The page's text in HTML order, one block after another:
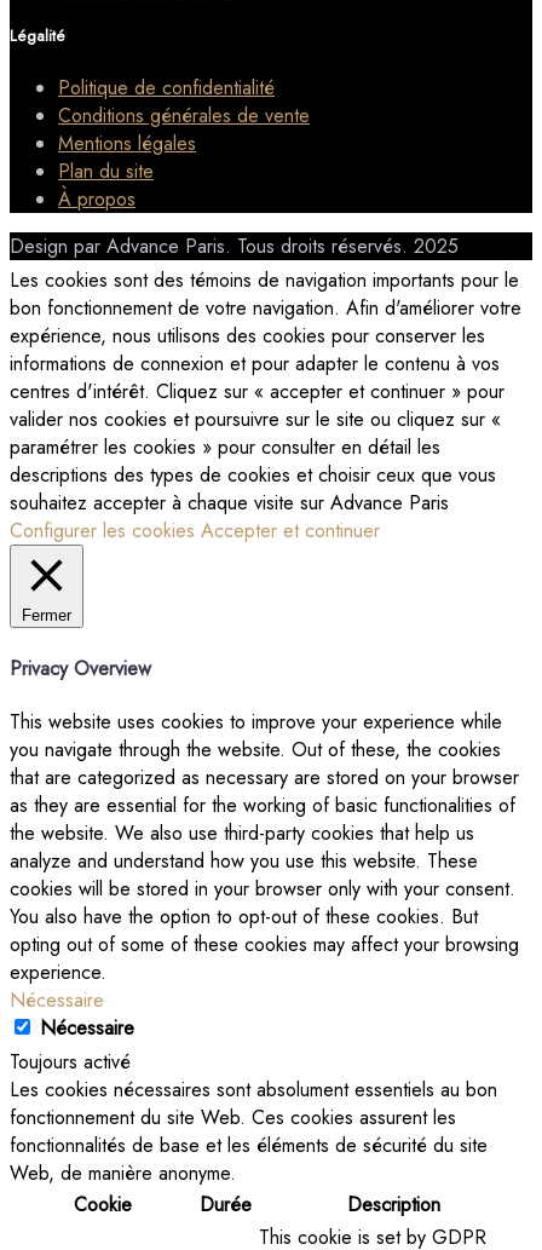
Légalité
Politique de confidentialité
Conditions générales de vente
Mentions légales
Plan du site
À propos
Design par Advance Paris. Tous droits réservés. 2025
Les cookies sont des témoins de navigation importants pour le
bon fonctionnement de votre navigation. Afin d'améliorer votre
expérience, nous utilisons des cookies pour conserver les
informations de connexion et pour adapter le contenu à vos
centres d'intérêt. Cliquez sur « accepter et continuer » pour
valider nos cookies et poursuivre sur le site ou cliquez sur «
paramétrer les cookies » pour consulter en détail les
descriptions des types de cookies et choisir ceux que vous
souhaitez accepter à chaque visite sur Advance Paris
Configurer les cookies Accepter et continuer
Fermer
Privacy Overview
This website uses cookies to improve your experience while
you navigate through the website. Out of these, the cookies
that are categorized as necessary are stored on your browser
as they are essential for the working of basic functionalities of
the website. We also use third-party cookies that help us
analyze and understand how you use this website. These
cookies will be stored in your browser only with your consent.
You also have the option to opt-out of these cookies. But
opting out of some of these cookies may affect your browsing
experience.
Nécessaire
Nécessaire
Toujours activé
Les cookies nécessaires sont absolument essentiels au bon
fonctionnement du site Web. Ces cookies assurent les
fonctionnalités de base et les éléments de sécurité du site
Web, de manière anonyme.
Cookie
Durée
Description
This cookie is set by GDPR